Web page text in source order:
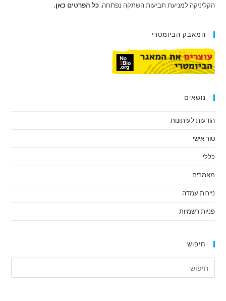
הקליניקה למניעת תביעות השתקה נפתחה.כל הפרטיםכאן.
המאבק הביומטרי
נושאים
הודעות לעיתונות
טור אישי
כללי
מאמרים
ניירות עמדה
פניות רשמיות
חיפוש